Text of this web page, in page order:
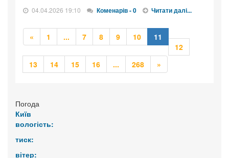
04.04.2026 19:10 Коменарів - 0 Читати далі...
« Попередня
1 ... Попередня
7 8 9 10
11
12
13
14 15 16 ... Попередня
268 »
Погода
Київ
вологість:
тиск:
вітер: